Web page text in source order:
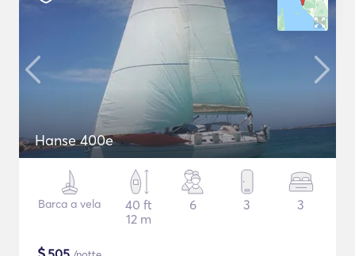
Hanse 400e
Barca a vela
40 ft
12 m
6 3 3